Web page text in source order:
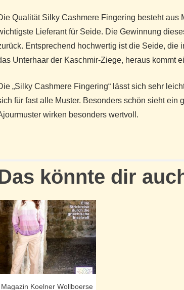
Qualität Silky Cashmere Fingering besteht
Lieferant für Seide. Die Gewinnung
Entsprechend hochwertig ist die Seide, die
Unterhaar der Kaschmir-Ziege, heraus kommt
„Silky Cashmere Fingering“ lässt sich sehr
für fast alle Muster. Besonders schön sieht ein
wirken besonders wertvoll.
könnte dir
Magazin Koelner Wollboerse